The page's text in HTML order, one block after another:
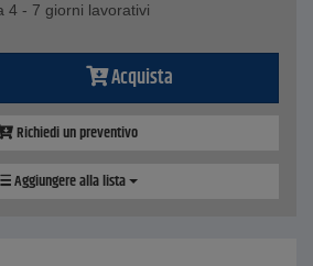
4 - 7 giorni lavorativi
Acquista
Richiedi un preventivo
Aggiungere alla lista